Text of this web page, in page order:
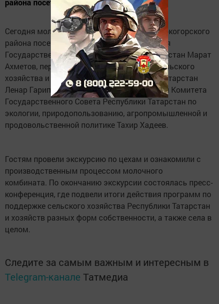
района посетили гости из столицы.
Сегодня молочный комбинат «Елмай» Высокогорского
района посетили заместитель председателя
Государственного совета Республики Татарстан Марат
Ахметов, первый заместитель министра сельского
хозяйства и продовольствия Республики Татарстан
Ленар Гарипов и заместитель председателя Комитета
Государственного Совета Республики Татарстан по
экологии, природопользованию, агропромышленной и
продовольственной политике Тахир Хадеев.
Гостям провели экскурсию по цехам и ознакомили с
производственным процессом молочного
комбината. По окончанию экскурсии состоялась пресс-
конференция, где подвели итоги действия программ по
поддержке сельского хозяйства Республики Татарстан
и хозяйств разных форм собственности, а также села в
целом.
Следите за самым важным и интересным в
Telegram-канале Татмедиа